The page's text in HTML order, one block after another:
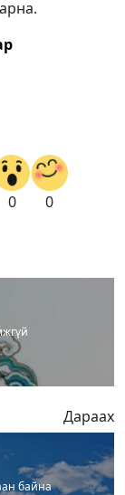
0 0
Дараах
байна